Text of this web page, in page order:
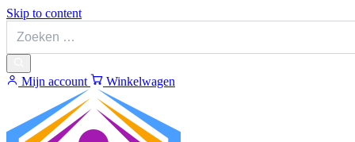
Skip to content
Mijn account Winkelwagen